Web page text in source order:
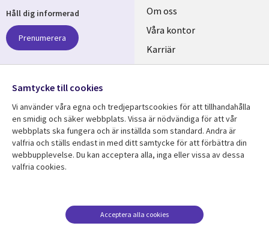
Useful
links
SWEDEN
Om oss
Våra kontor
Karriär
Hållbarhet
Resurscenter
SWEDEN
dataskydd
Accessibility
Håll dig informerad
Prenumerera
Följ oss
Social
Media
SWEDEN
Samtycke till cookies
Vi använder våra egna och tredjepartscookies för att tillhandahålla
en smidig och säker webbplats. Vissa är nödvändiga för att vår
webbplats ska fungera och är inställda som standard. Andra är
valfria och ställs endast in med ditt samtycke för att förbättra din
webbupplevelse. Du kan acceptera alla, inga eller vissa av dessa
valfria cookies.
Acceptera alla cookies